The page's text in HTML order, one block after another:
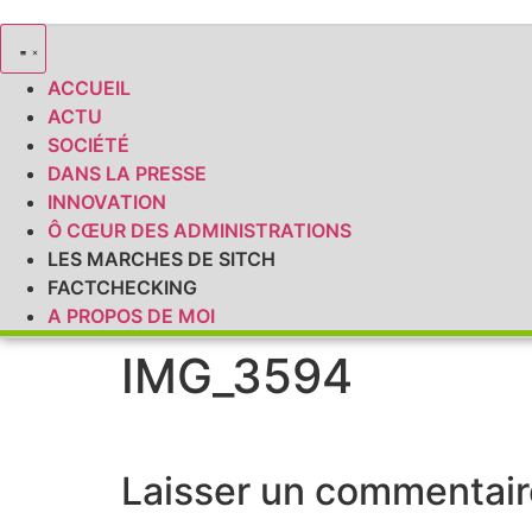
ACCUEIL
ACTU
SOCIÉTÉ
DANS LA PRESSE
INNOVATION
Ô CŒUR DES ADMINISTRATIONS
LES MARCHES DE SITCH
FACTCHECKING
A PROPOS DE MOI
IMG_3594
Laisser un